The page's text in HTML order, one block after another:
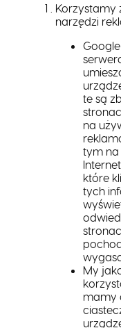
Korzystamy
narzędzi
te są
na
tym na
które
tych
My
mamy